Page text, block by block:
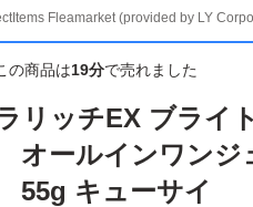
Fleamarket (provided by LY
の商品は19分で売れました
リッチEX ブライ
オールインワンジ
キューサイ